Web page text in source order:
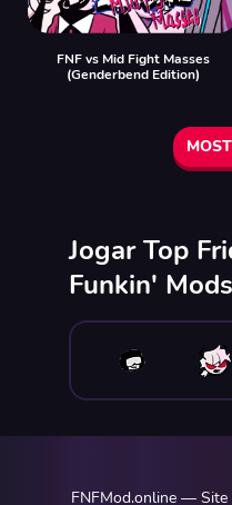
FNF vs Mid Fight Masses
(Genderbend Edition)
Jogar Top
Funkin' Mods
FNFMod.online —